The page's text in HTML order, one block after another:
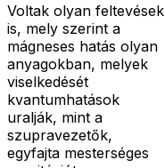
Voltak olyan feltevések
is, mely szerint a
mágneses hatás olyan
anyagokban, melyek
viselkedését
kvantumhatások
uralják, mint a
szupravezetők,
egyfajta mesterséges